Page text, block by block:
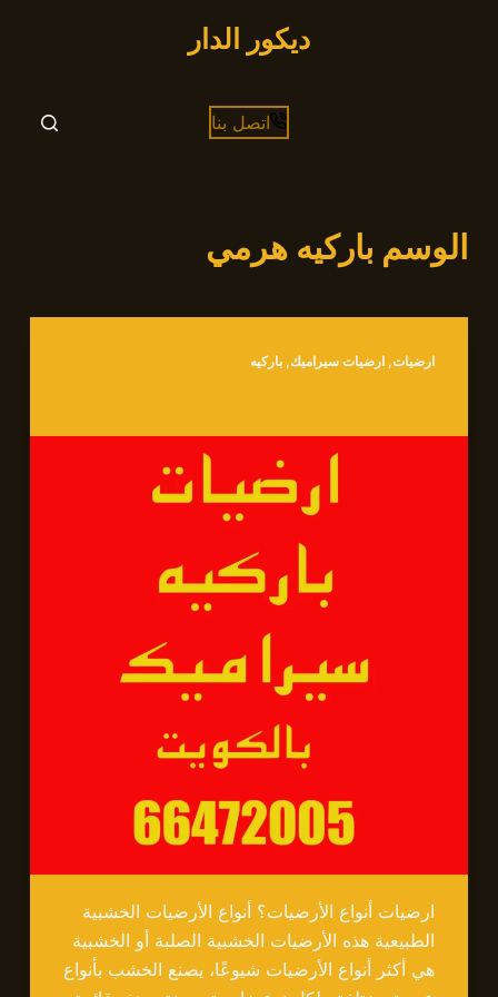
ديكور الدار
اتصل بنا
الوسم باركيه هرمي
ارضيات, ارضيات سيراميك, باركيه
ارضيات أنواع الأرضيات؟ أنواع الأرضيات الخشبية
الطبيعية هذه الأرضيات الخشبية الصلبة أو الخشبية
هي أكثر أنواع الأرضيات شيوعًا، يصنع الخشب بأنواع